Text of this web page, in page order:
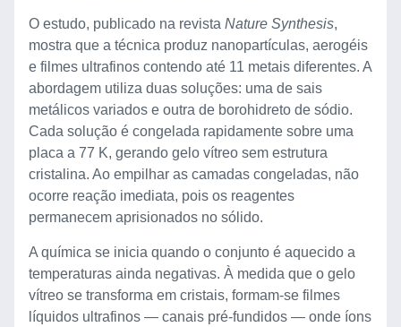
O estudo, publicado na revista Nature Synthesis,
mostra que a técnica produz nanopartículas, aerogéis
e filmes ultrafinos contendo até 11 metais diferentes. A
abordagem utiliza duas soluções: uma de sais
metálicos variados e outra de borohidreto de sódio.
Cada solução é congelada rapidamente sobre uma
placa a 77 K, gerando gelo vítreo sem estrutura
cristalina. Ao empilhar as camadas congeladas, não
ocorre reação imediata, pois os reagentes
permanecem aprisionados no sólido.
A química se inicia quando o conjunto é aquecido a
temperaturas ainda negativas. À medida que o gelo
vítreo se transforma em cristais, formam-se filmes
líquidos ultrafinos — canais pré-fundidos — onde íons